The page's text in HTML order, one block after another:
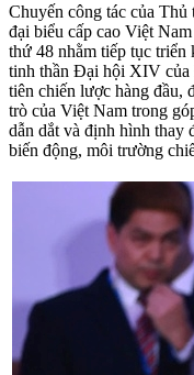
Chuyến công tác của
đại biểu cấp cao Việt
thứ 48 nhằm tiếp tục
tinh thần Đại hội XIV
tiên chiến lược hàng đầu,
trò của Việt Nam trong
dẫn dắt và định hình thay
biến động, môi trường